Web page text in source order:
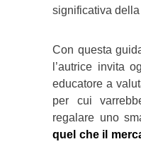
significativa
Con questa
l’autrice invita
educatore a
per cui
regalare uno
quel che il